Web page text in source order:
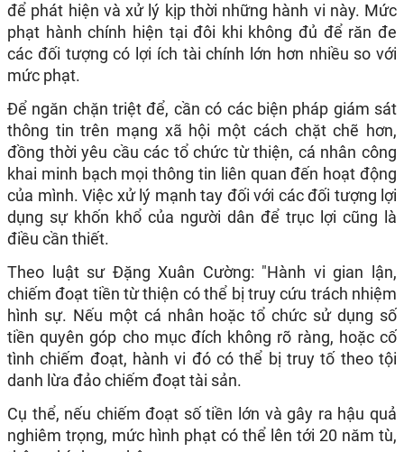
để phát hiện và xử lý kịp thời những hành vi này. Mức
phạt hành chính hiện tại đôi khi không đủ để răn đe
các đối tượng có lợi ích tài chính lớn hơn nhiều so với
mức phạt.
Để ngăn chặn triệt để, cần có các biện pháp giám sát
thông tin trên mạng xã hội một cách chặt chẽ hơn,
đồng thời yêu cầu các tổ chức từ thiện, cá nhân công
khai minh bạch mọi thông tin liên quan đến hoạt động
của mình. Việc xử lý mạnh tay đối với các đối tượng lợi
dụng sự khốn khổ của người dân để trục lợi cũng là
điều cần thiết.
Theo luật sư Đặng Xuân Cường: "Hành vi gian lận,
chiếm đoạt tiền từ thiện có thể bị truy cứu trách nhiệm
hình sự. Nếu một cá nhân hoặc tổ chức sử dụng số
tiền quyên góp cho mục đích không rõ ràng, hoặc cố
tình chiếm đoạt, hành vi đó có thể bị truy tố theo tội
danh lừa đảo chiếm đoạt tài sản.
Cụ thể, nếu chiếm đoạt số tiền lớn và gây ra hậu quả
nghiêm trọng, mức hình phạt có thể lên tới 20 năm tù,